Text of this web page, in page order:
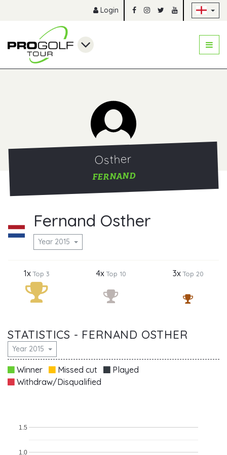
Login
Osther
FERNAND
Fernand Osther
Year 2015
1xTop 3 4xTop 10 3xTop 20
STATISTICS - FERNAND OSTHER
Year 2015
Winner Missed cut
Played
Withdraw/Disqualified
1.0
1.5